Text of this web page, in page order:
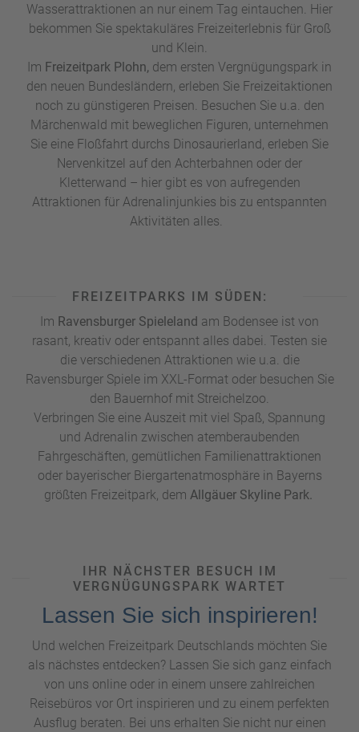
Wasserattraktionen an nur einem Tag eintauchen. Hier
bekommen Sie spektakuläres Freizeiterlebnis für Groß
und Klein.
Im Freizeitpark Plohn, dem ersten Vergnügungspark in
den neuen Bundesländern, erleben Sie Freizeitaktionen
noch zu günstigeren Preisen. Besuchen Sie u.a. den
Märchenwald mit beweglichen Figuren, unternehmen
Sie eine Floßfahrt durchs Dinosaurierland, erleben Sie
Nervenkitzel auf den Achterbahnen oder der
Kletterwand – hier gibt es von aufregenden
Attraktionen für Adrenalinjunkies bis zu entspannten
Aktivitäten alles.
FREIZEITPARKS IM SÜDEN:
Im Ravensburger Spieleland am Bodensee ist von
rasant, kreativ oder entspannt alles dabei. Testen sie
die verschiedenen Attraktionen wie u.a. die
Ravensburger Spiele im XXL-Format oder besuchen Sie
den Bauernhof mit Streichelzoo.
Verbringen Sie eine Auszeit mit viel Spaß, Spannung
und Adrenalin zwischen atemberaubenden
Fahrgeschäften, gemütlichen Familienattraktionen
oder bayerischer Biergartenatmosphäre in Bayerns
größten Freizeitpark, dem Allgäuer Skyline Park.
IHR NÄCHSTER BESUCH IM
VERGNÜGUNGSPARK WARTET
Lassen Sie sich inspirieren!
Und welchen Freizeitpark Deutschlands möchten Sie
als nächstes entdecken? Lassen Sie sich ganz einfach
von uns online oder in einem unsere zahlreichen
Reisebüros vor Ort inspirieren und zu einem perfekten
Ausflug beraten. Bei uns erhalten Sie nicht nur einen